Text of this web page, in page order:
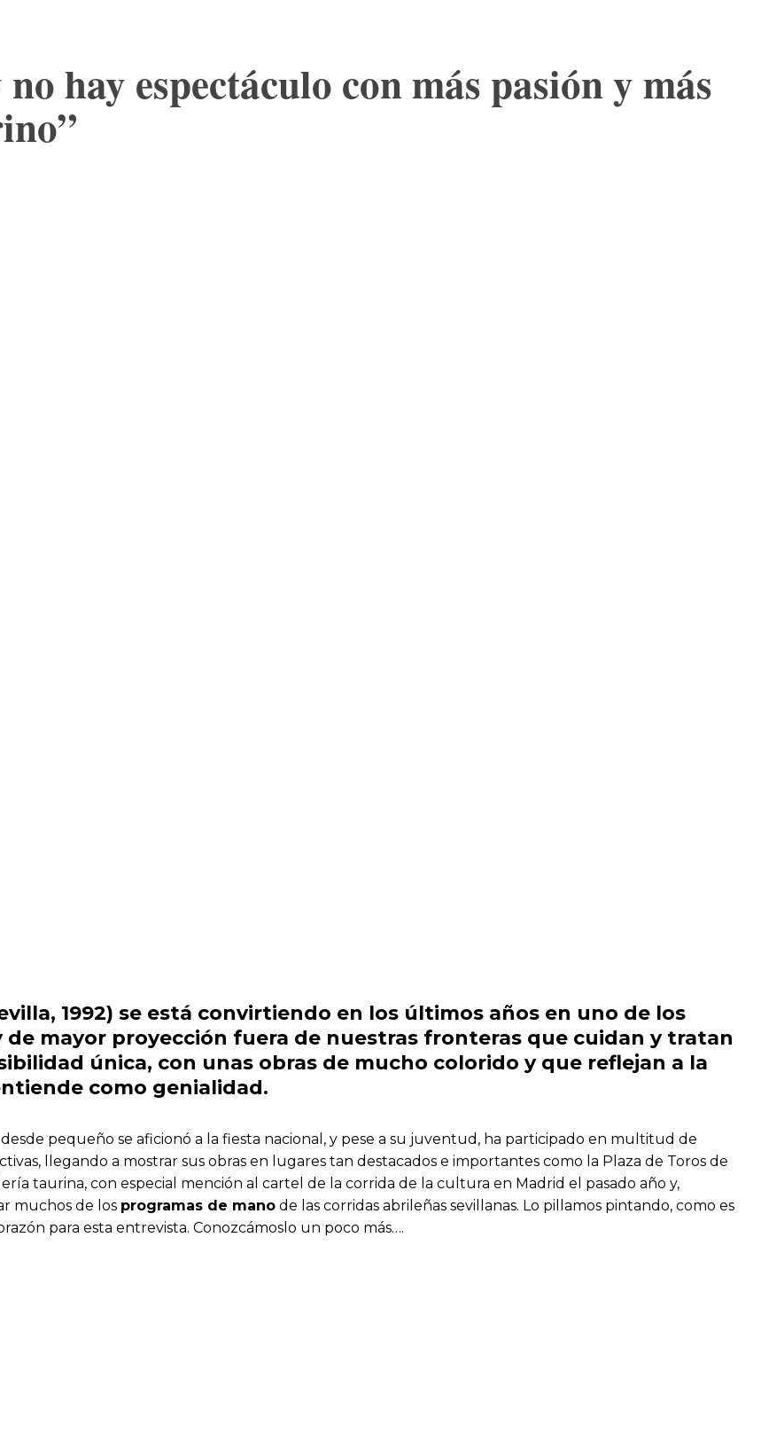
hay espectáculo con más pasión y más
1992) se está convirtiendo en los últimos años en uno de los
mayor proyección fuera de nuestras fronteras que cuidan y tratan
única, con unas obras de mucho colorido y que reflejan a la
como genialidad.
pequeño se aficionó a la fiesta nacional, y pese a su juventud, ha participado en multitud de
llegando a mostrar sus obras en lugares tan destacados e importantes como la Plaza de Toros de
taurina, con especial mención al cartel de la corrida de la cultura en Madrid el pasado año y,
muchos de los programas de mano de las corridas abrileñas sevillanas. Lo pillamos pintando, como es
para esta entrevista. Conozcámoslo un poco más….